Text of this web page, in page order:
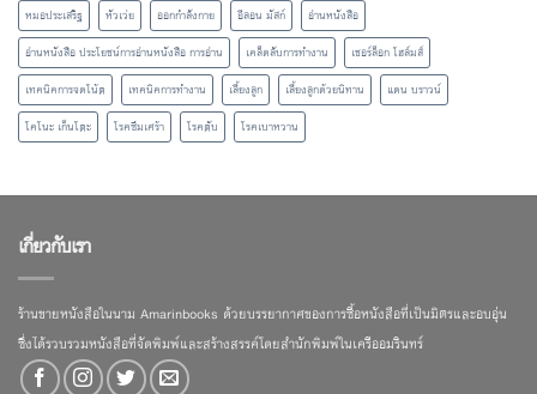
หมอประเสริฐ
หัวเว่ย ออกกำลังกาย อีลอน มัสก์
อ่านหนังสือ
อ่านหนังสือ ประโยชน์การอ่านหนังสือ การอ่าน
เคล็ดลับการทำงาน
เชอร์ล็อก โฮล์มส์
เทคนิคการจดโน้ต
เทคนิคการทำงาน เลี้ยงลูก เลี้ยงลูกด้วยนิทาน
แดน บราวน์
โคโนะ เก็นโตะ
โรคซึมเศร้า โรคตับ โรคเบาหวาน
เกี่ยวกับเรา
ร้านขายหนังสือในนาม Amarinbooks ด้วยบรรยากาศของการซื้อหนังสือที่เป็นมิตรและอบอุ่น
ซึ่งได้รวบรวมหนังสือที่จัดพิมพ์และสร้างสรรค์โดยสำนักพิมพ์ในเครืออมรินทร์